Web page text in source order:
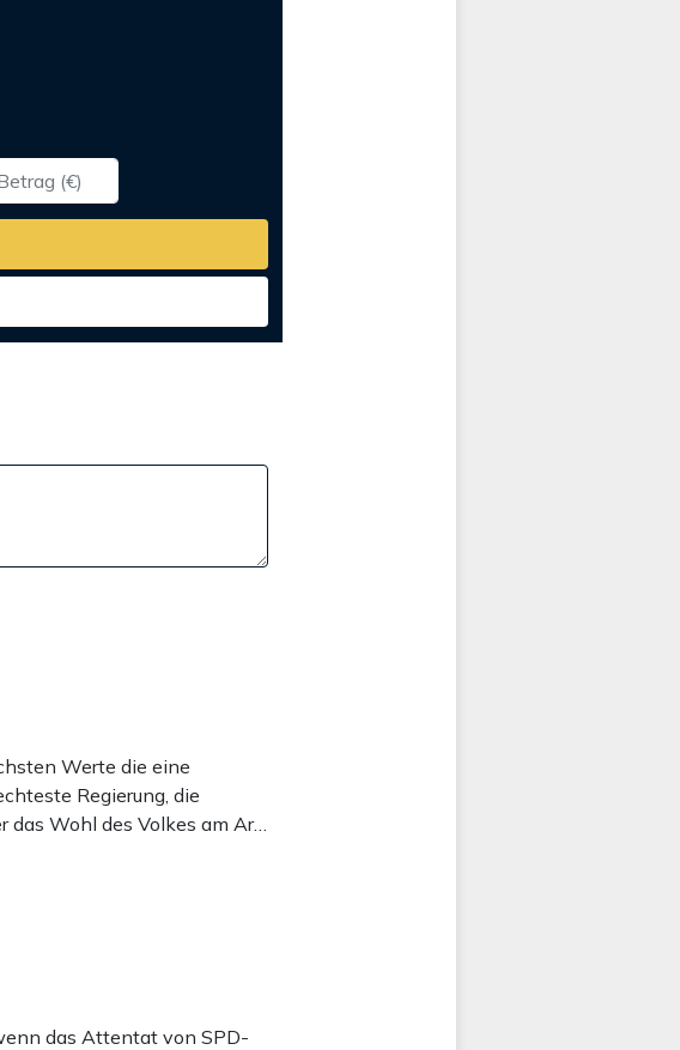
Werte die eine
Regierung, die
Wohl des Volkes am Ar…
das Attentat von SPD-